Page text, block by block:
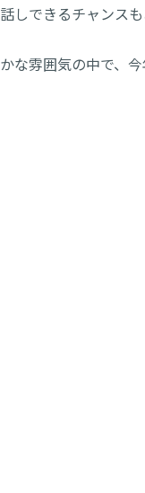
しできるチャンス
な雰囲気の中で、